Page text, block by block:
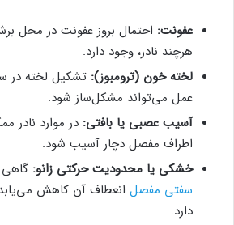
عفونت: احتمال بروز عفونت در محل
هرچند نادر، وجود دارد.
لخته خون (ترومبوز): تشکیل لخته در
عمل می‌تواند مشکل‌ساز شود.
آسیب عصبی یا بافتی: در موارد
اطراف مفصل دچار آسیب شود.
خشکی یا محدودیت حرکتی زانو:
سفتی مفصل انعطاف آن کاهش می‌یابد
دارد.